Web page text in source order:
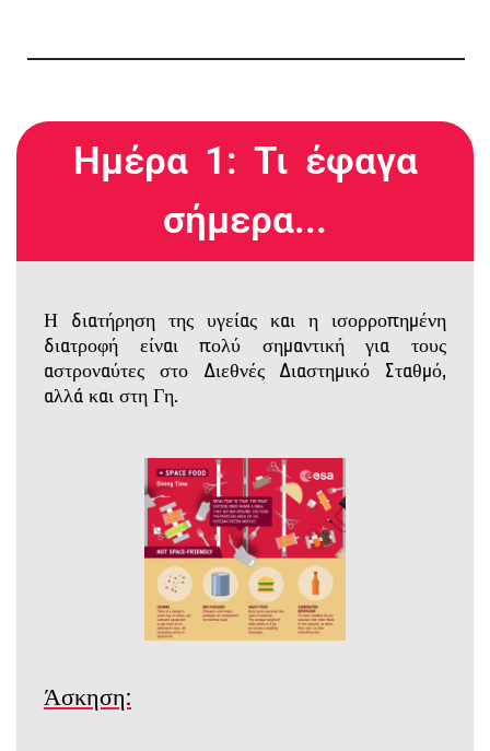
Ημέρα 1: Τι έφαγα
σήμερα...
Η διατήρηση της υγείας και η ισορροπημένη
διατροφή είναι πολύ σημαντική για τους
αστροναύτες στο Διεθνές Διαστημικό Σταθμό,
αλλά και στη Γη.
Άσκηση: